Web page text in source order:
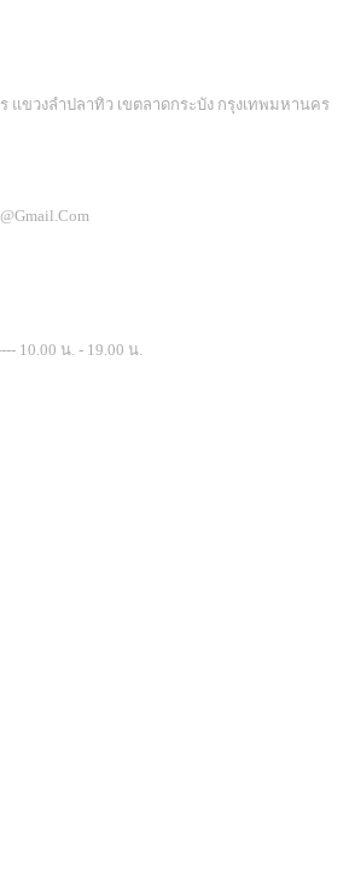
แขวงลำปลาทิว เขตลาดกระบัง กรุงเทพมหานคร
10.00 น. - 19.00 น.